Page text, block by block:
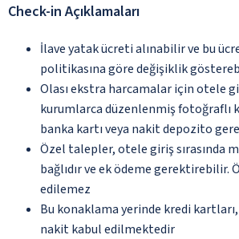
Check-in Açıklamaları
İlave yatak ücreti alınabilir ve bu
politikasına göre değişiklik
Olası ekstra harcamalar için otele
kurumlarca düzenlenmiş fotoğraflı
banka kartı veya nakit depozito
Özel talepler, otele giriş sırasında
bağlıdır ve ek ödeme
edilemez
Bu konaklama yerinde kredi
nakit kabul edilmektedir